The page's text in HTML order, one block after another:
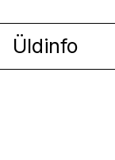
Üldinfo